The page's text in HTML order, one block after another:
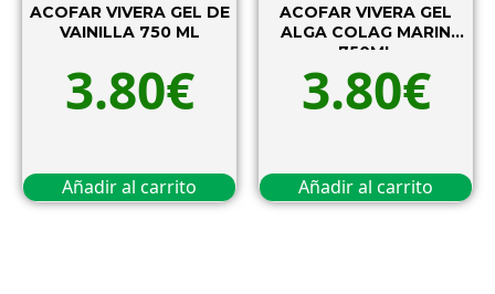
ACOFAR VIVERA GEL DE
VAINILLA 750 ML
3.80€
Añadir al carrito
ACOFAR VIVERA GEL
ALGA COLAG MARIN
750ML
3.80€
Añadir al carrito